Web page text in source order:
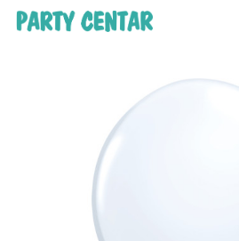
Hit enter to search or ESC to close